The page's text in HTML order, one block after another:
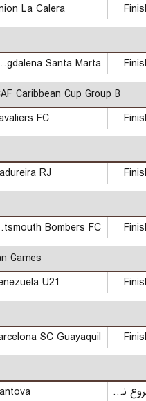
La Calera
Marta
Caribbean Cup Group B
FC
RJ
FC
Games
U21
SC Guayaquil
بازی شروع نشده است